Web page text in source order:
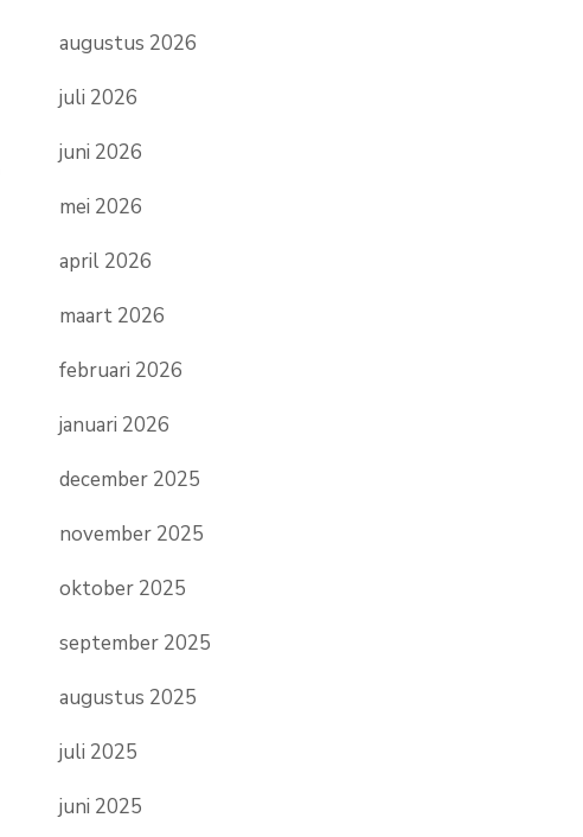
augustus 2026
juli 2026
juni 2026
mei 2026
april 2026
maart 2026
februari 2026
januari 2026
december 2025
november 2025
oktober 2025
september 2025
augustus 2025
juli 2025
juni 2025